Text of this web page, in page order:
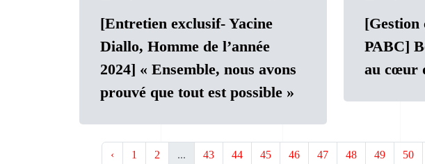
[Entretien exclusif- Yacine
Diallo, Homme de l’année
2024] « Ensemble, nous avons
prouvé que tout est possible »
[Gestion
PABC]
au cœur
‹ 1 2 ... 43 44 45 46 47 48 49 50